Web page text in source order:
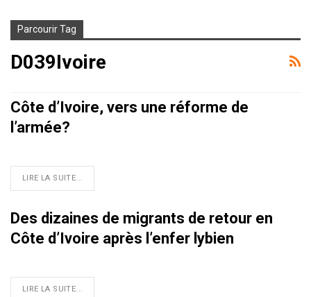
Parcourir Tag
D039Ivoire
Côte d’Ivoire, vers une réforme de
l’armée?
LIRE LA SUITE...
Des dizaines de migrants de retour en
Côte d’Ivoire après l’enfer lybien
LIRE LA SUITE...